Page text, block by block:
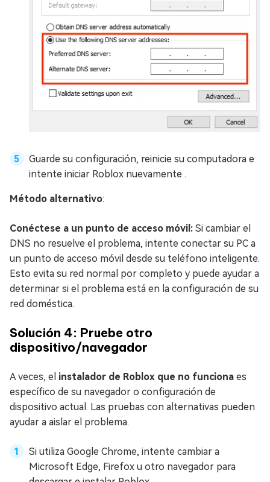
Guarde su configuración, reinicie su computadora e
intente iniciar Roblox nuevamente .
Método alternativo:
Conéctese a un punto de acceso móvil: Si cambiar el
DNS no resuelve el problema, intente conectar su PC a
un punto de acceso móvil desde su teléfono inteligente.
Esto evita su red normal por completo y puede ayudar a
determinar si el problema está en la configuración de su
red doméstica.
Solución 4: Pruebe otro
dispositivo/navegador
A veces, el instalador de Roblox que no funciona es
específico de su navegador o configuración de
dispositivo actual. Las pruebas con alternativas pueden
ayudar a aislar el problema.
Si utiliza Google Chrome, intente cambiar a
Microsoft Edge, Firefox u otro navegador para